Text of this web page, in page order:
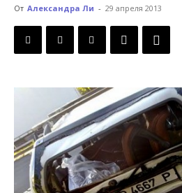
Кыргызстана
От Александра Ли - 29 апреля 2013